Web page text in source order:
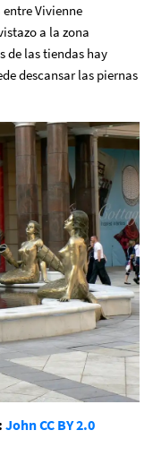
Vivienne
a la zona
de las tiendas hay
descansar las piernas
JohnCC BY 2.0